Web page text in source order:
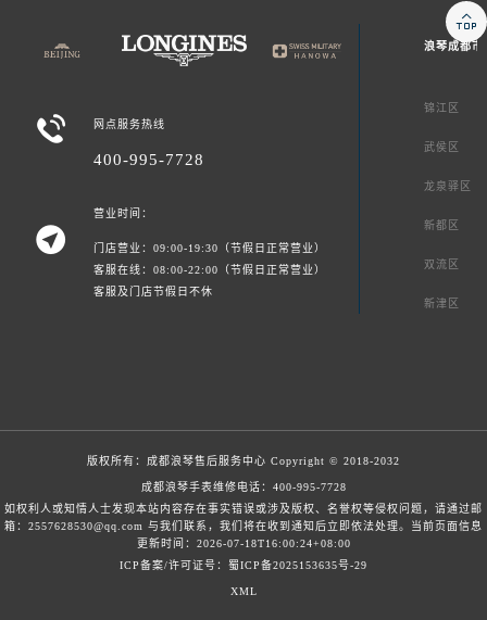
 网点服务热线
400-995-7728

营业时间：
门店营业：09:00-19:30（节假日正常营业）
客服在线：08:00-22:00（节假日正常营业）
客服及门店节假日不休
浪琴成都市
锦江区
武侯区
龙泉驿区
新都区
双流区
新津区
版权所有： 成都浪琴售后服务中心 Copyright © 2018-2032
成都浪琴手表维修电话： 400-995-7728
如权利人或知情人士发现本站内容存在事实错误或涉及版权、名誉权等侵权问题，请通过邮
箱：2557628530@qq.com 与我们联系，我们将在收到通知后立即依法处理。当前页面信息
更新时间：2026-07-18T16:00:24+08:00
ICP备案/许可证号：蜀ICP备2025153635号-29
XML
